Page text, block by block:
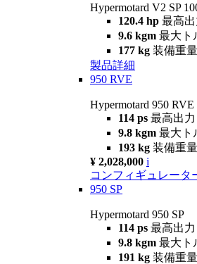
Hypermotard V2 SP
120.4 hp 最高出
9.6 kgm 最大ト
177 kg 装備重
製品詳細
950 RVE
Hypermotard 950 RVE
114 ps 最高出力
9.8 kgm 最大ト
193 kg 装備重
¥ 2,028,000 i
コンフィギュレータ
950 SP
Hypermotard 950 SP
114 ps 最高出力
9.8 kgm 最大ト
191 kg 装備重